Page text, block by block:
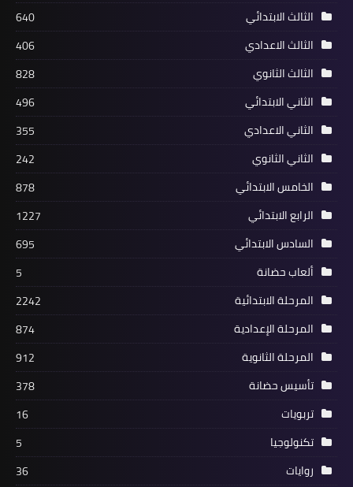
الثالث الابتدائي
640
الثالث الاعدادي
406
الثالث الثانوي
828
الثاني الابتدائي
496
الثاني الاعدادي
355
الثاني الثانوي
242
الخامس الابتدائي
878
الرابع الابتدائي
1227
السادس الابتدائي
695
ألعاب حضانة
5
المرحلة الابتدائية
2242
المرحلة الإعدادية
874
المرحلة الثانوية
912
تأسيس حضانة
378
تربويات
16
تكنولوجيا
5
روايات
36